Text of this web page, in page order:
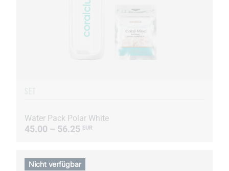
Water Pack Polar White
45.00 – 56.25 EUR
Nicht verfügbar